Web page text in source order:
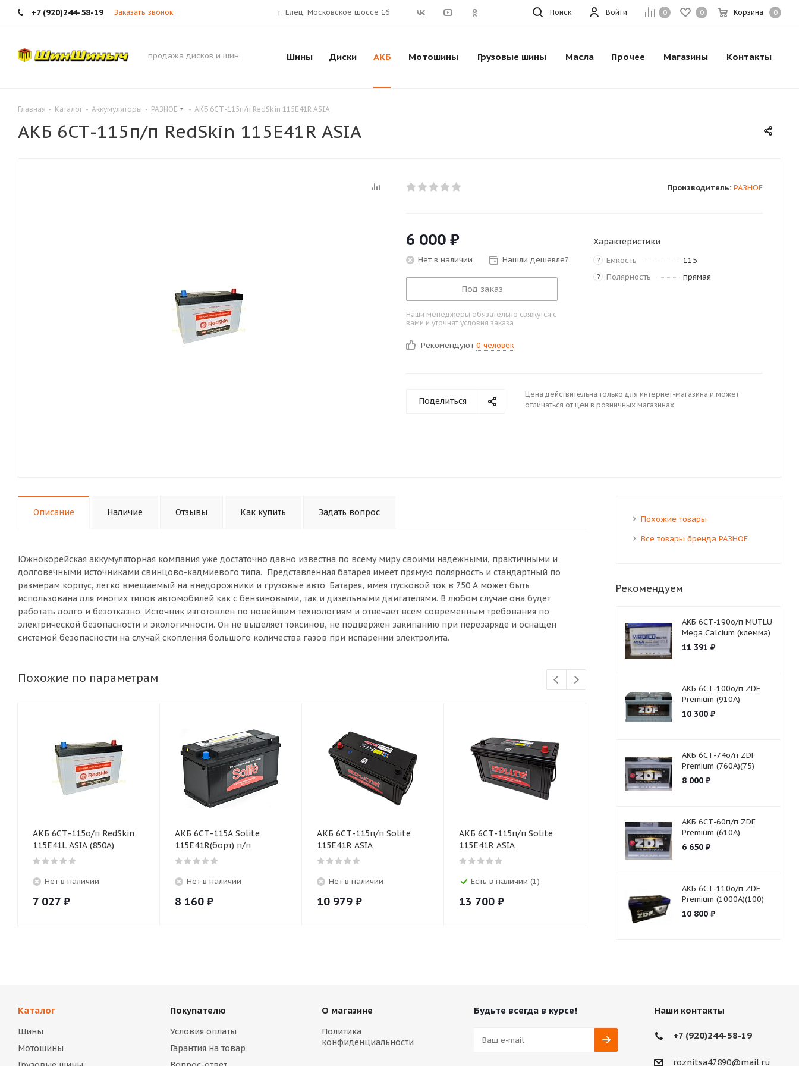
+7 (920)244-58-19 Заказать звонок 0 0 Корзина 0
Войти
г. Елец, Московское шоссе 16 Поиск
продажа дисков и шин Шины Диски АКБ Мотошины Грузовые шины Масла Прочее Магазины Контакты
Главная - Каталог - Аккумуляторы - РАЗНОЕ - АКБ 6СТ-115п/п RedSkin 115E41R ASIA
АКБ 6СТ-115п/п RedSkin 115E41R ASIA
Производитель: РАЗНОЕ
6 000 ₽
Нет в наличии Нашли дешевле?
Под заказ
Наши менеджеры обязательно свяжутся с
вами и уточнят условия заказа
Рекомендуют 0 человек
Характеристики
? Емкость 115
? Полярность прямая
Поделиться
Цена действительна только для интернет-магазина и может
отличаться от цен в розничных магазинах
Описание Наличие Отзывы Как купить Задать вопрос
Южнокорейская аккумуляторная компания уже достаточно давно известна по всему миру своими надежными, практичными и
долговечными источниками свинцово-кадмиевого типа. Представленная батарея имеет прямую полярность и стандартный по
размерам корпус, легко вмещаемый на внедорожники и грузовые авто. Батарея, имея пусковой ток в 750 А может быть
использована для многих типов автомобилей как с бензиновыми, так и дизельными двигателями. В любом случае она будет
работать долго и безотказно. Источник изготовлен по новейшим технологиям и отвечает всем современным требования по
электрической безопасности и экологичности. Он не выделяет токсинов, не подвержен закипанию при перезаряде и оснащен
системой безопасности на случай скопления большого количества газов при испарении электролита.
Похожие по параметрам
АКБ 6СТ-115о/п RedSkin
115E41L ASIA (850A)
Нет в наличии
7 027 ₽
АКБ 6СТ-115А Solite
115E41R(борт) п/п
Нет в наличии
8 160 ₽
АКБ 6СТ-115п/п Solite
115E41R ASIA
Нет в наличии
10 979 ₽
АКБ 6СТ-115п/п Solite
115E41R ASIA
Есть в наличии (1)
13 700 ₽
АКБ 6СТ- Solite CMF115L
о/п 850А
15 500₽
Похожие товары
Все товары бренда РАЗНОЕ
Рекомендуем
АКБ 6СТ-190о/п MUTLU
Mega Calcium (клемма)
11 391 ₽
АКБ 6СТ-100о/п ZDF
Premium (910A)
10 300₽
АКБ 6СТ-74о/п ZDF
Premium (760A)(75)
8 000₽
АКБ 6СТ-60п/п ZDF
Premium (610A)
6 650₽
АКБ 6СТ-110о/п ZDF
Premium (1000A)(100)
10 800₽
Каталог
Шины
Мотошины
Покупателю
Условия оплаты
Гарантия на товар
О магазине
Политика
конфиденциальности
Будьте всегда в курсе! Наши контакты
+7 (920)244-58-19
roznitsa47890@mail.ru